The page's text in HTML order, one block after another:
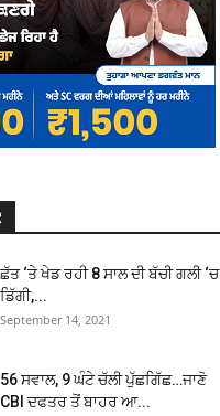
ਛੱਤ ‘ਤੇ ਖੇਡ ਰਹੀ 8 ਸਾਲ ਦੀ ਬੱਚੀ ਗਲੀ ‘ਚ
ਡਿੱਗੀ,...
September 14, 2021
56 ਸਵਾਲ, 9 ਘੰਟੇ ਚੱਲੀ ਪੁੱਛਗਿੱਛ…ਜਾਣੋ
CBI ਦਫਤਰ ਤੋਂ ਬਾਹਰ ਆ...